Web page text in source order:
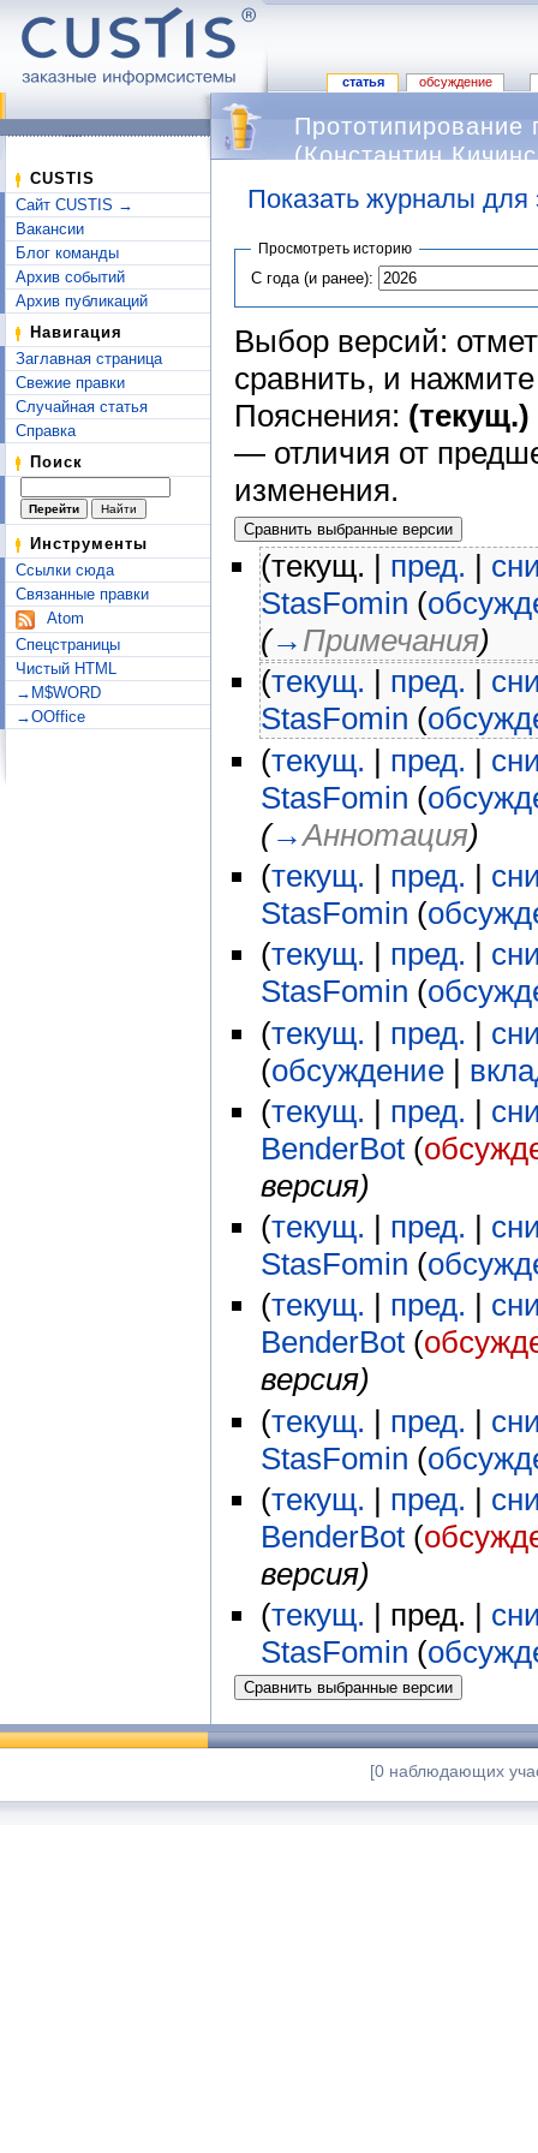
статья обсуждение
CUSTIS
Сайт CUSTIS →
Вакансии
Блог команды
Архив событий
Архив публикаций
Навигация
Заглавная страница
Свежие правки
Случайная статья
Справка
Поиск
Инструменты
Ссылки сюда
Связанные правки
Atom
Спецстраницы
Чистый HTML
→M$WORD
→OOffice
(Константин
Показать журналы для
Просмотреть историю
С года (и ранее):
Выбор версий:
сравнить, и
Пояснения: (текущ.)
— отличия от
изменения.
(текущ. | пред. |
StasFomin (
(→ Примечания)
(текущ. | пред. |
StasFomin (
(текущ. | пред. |
StasFomin (
(→Аннотация)
(текущ. | пред. |
StasFomin (
(текущ. | пред. |
StasFomin (
(текущ. | пред. |
(обсуждение|
(текущ. | пред. |
BenderBot (
версия)
(текущ. | пред. |
StasFomin (
(текущ. | пред. |
BenderBot (
версия)
(текущ. | пред. |
StasFomin (
(текущ. | пред. |
BenderBot (
версия)
(текущ. | пред. |
StasFomin (
[0 наблюдающих